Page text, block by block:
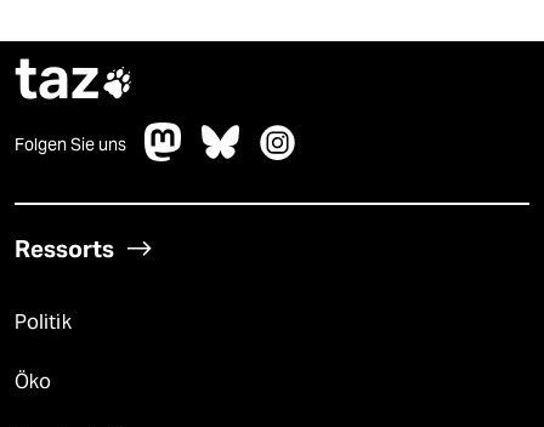
taz
Folgen Sie uns
Ressorts
Politik
Öko